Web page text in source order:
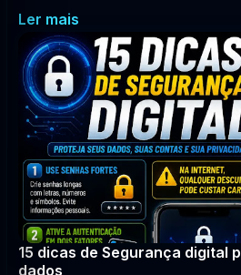
Ler mais
15 dicas de Segurança digital
dados